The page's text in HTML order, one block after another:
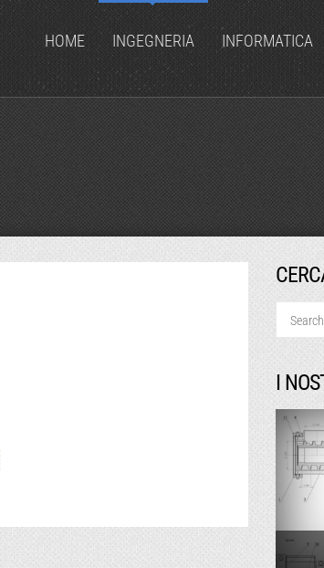
HOME INGEGNERIA INFORMATICA
I